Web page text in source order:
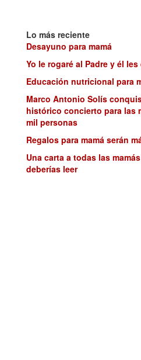
Lo más reciente
Desayuno para mamá
Yo le rogaré al Padre y él
Educación nutricional para
Marco Antonio Solís
histórico concierto para las
mil personas
Regalos para mamá serán
Una carta a todas las
deberías leer